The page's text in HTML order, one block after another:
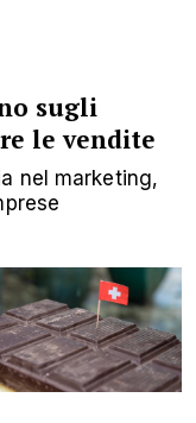
sugli
le vendite
nel marketing,